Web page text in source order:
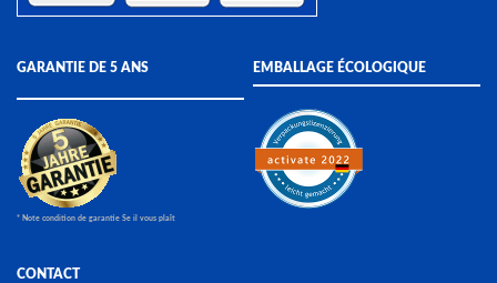
GARANTIE DE 5 ANS
* Note condition de garantie Se il vous plaît
EMBALLAGE ÉCOLOGIQUE
CONTACT